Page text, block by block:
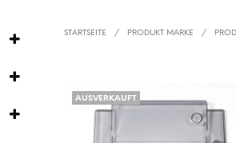
STARTSEITE / PRODUKT MARKE /
AUSVERKAUFT